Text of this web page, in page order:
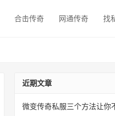
合击传奇 网通传奇 找
近期文章
微变传奇私服三个方法让你